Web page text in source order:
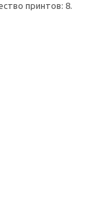
принтов: 8.